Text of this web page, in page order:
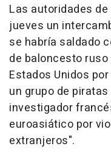
Las autoridades
jueves un
se habría saldado
de baloncesto
Estados Unidos
un grupo de
investigador
euroasiático por
extranjeros".